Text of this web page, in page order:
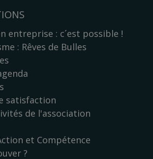
entreprise : c´est possible !
: Rêves de Bulles
satisfaction
de l'association
et Compétence
?